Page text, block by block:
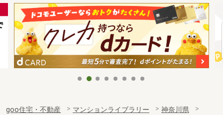
goo住宅・不動産 マンションライブラリー
神奈川県